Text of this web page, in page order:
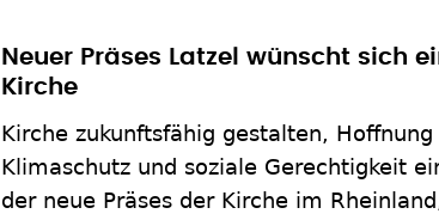
Neuer Präses Latzel wünscht sich
Kirche
Kirche zukunftsfähig gestalten,
Klimaschutz und soziale Gerechtigkeit
der neue Präses der Kirche im